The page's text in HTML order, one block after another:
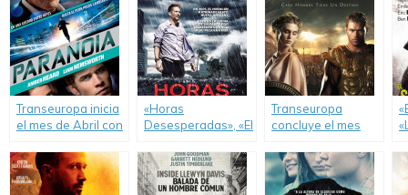
Pareja Infernal» y
«La Masacre de
Madison County».
títulos con los que
Transeuropa cierra
el mes de
Noviembre.
«Red 2», «Cuando
Yo te Vuelva a Ver»
y «Spiderhole: La
Trampa de la
Araña».
Transeuropa inicia
el mes de Abril con
en DVD.
«Horas
Desesperadas», «El
Años» y «La
Enfermera»
componen la
Transeuropa
concluye el mes
de Hércules» y dos
títulos editados
directamente para